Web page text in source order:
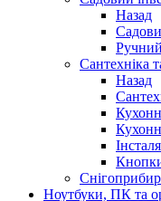
Назад
Сантехніка
Назад
Ноутбуки, ПК та